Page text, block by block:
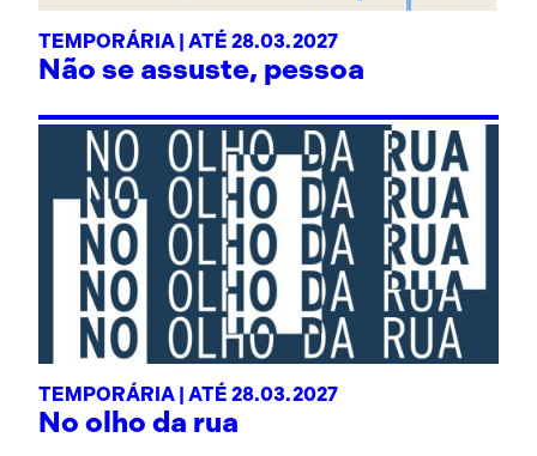
TEMPORÁRIA | ATÉ 28.03.2027
Não se assuste, pessoa
TEMPORÁRIA | ATÉ 28.03.2027
No olho da rua